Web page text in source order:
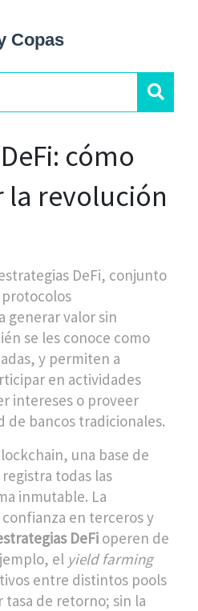
cómo
la revolución
DeFi, conjunto
generar valor sin
se les conoce como
, y permiten a
en actividades
intereses o proveer
de bancos tradicionales.
, una base de
todas las
inmutable. La
en terceros y
DeFi operen de
el yield farming
entre distintos pools
de retorno; sin la